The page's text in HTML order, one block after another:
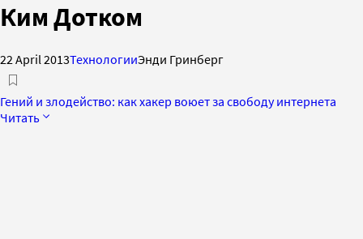
Ким Дотком
22 April 2013ТехнологииЭнди Гринберг
Гений и злодейство: как хакер воюет за свободу интернета
Читать